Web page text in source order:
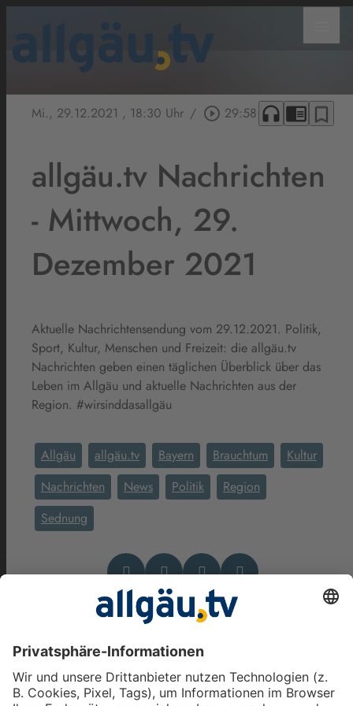
Mi., 29.12.2021 , 18:30 Uhr / play_circle_outline 29:58 headphones chrome_reader_mode bookmark_border
allgäu.tv Nachrichten
- Mittwoch, 29.
Dezember 2021
Aktuelle Nachrichtensendung vom 29.12.2021. Politik,
Sport, Kultur, Menschen und Freizeit: die allgäu.tv
Nachrichten geben einen täglichen Überblick über das
Leben im Allgäu und aktuelle Nachrichten aus der
Region. #wirsinddasallgäu
Allgäu allgäu.tv Bayern Brauchtum
Kultur
Nachrichten
News Politik
Region
Sednung
Das könnte Dich auch
interessieren